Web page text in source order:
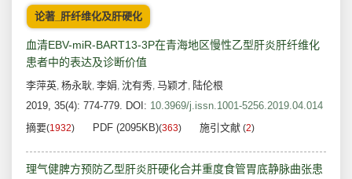
论著_肝纤维化及肝硬化
血清EBV-miR-BART13-3P在青海地区慢性乙型肝炎肝纤维化
患者中的表达及诊断价值
李萍英, 杨永耿, 李娟, 沈有秀, 马颖才, 陆伦根
2019, 35(4): 774-779. DOI: 10.3969/j.issn.1001-5256.2019.04.014
摘要(1932) PDF (2095KB)(363) 施引文献 (2)
理气健脾方预防乙型肝炎肝硬化合并重度食管胃底静脉曲张患